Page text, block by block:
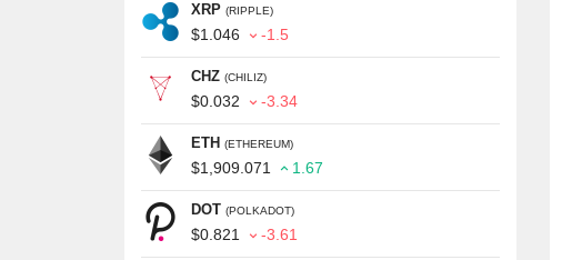
XRP (RIPPLE)
$1.046 -1.5
CHZ (CHILIZ)
$0.032 -3.34
ETH (ETHEREUM)
$1,909.071 1.67
DOT (POLKADOT)
$0.821 -3.61